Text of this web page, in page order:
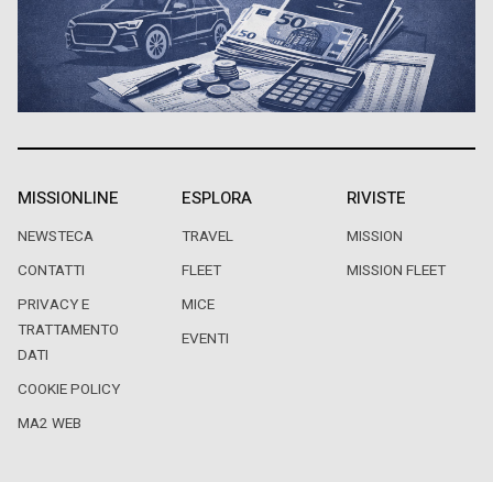
MISSIONLINE
NEWSTECA
CONTATTI
PRIVACY E
TRATTAMENTO
DATI
COOKIE POLICY
MA2 WEB
ESPLORA
TRAVEL
FLEET
MICE
EVENTI
RIVISTE
MISSION
MISSION FLEET